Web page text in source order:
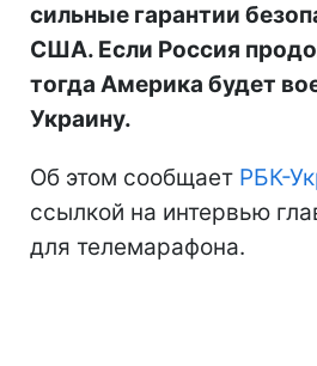
сильные гарантии
США. Если Россия
тогда Америка будет
Украину.
Об этом сообщает РБК-
ссылкой на интервью
для телемарафона.